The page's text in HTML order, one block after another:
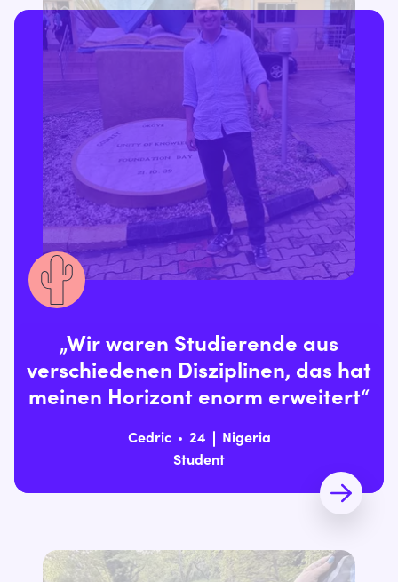
„Wir waren Studierende aus
verschiedenen Disziplinen, das hat
meinen Horizont enorm erweitert“
Cedric 24
Nigeria
Student